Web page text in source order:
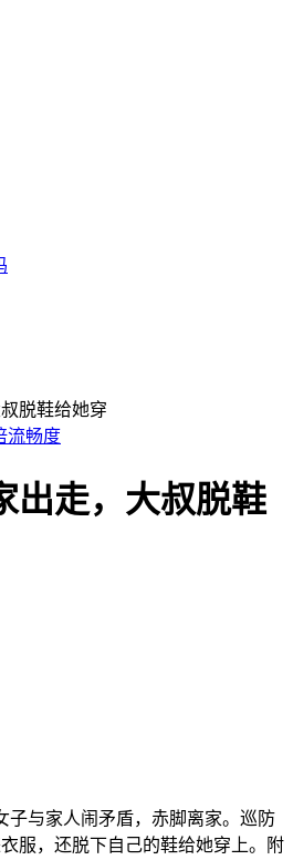
流畅度
出走，大叔脱鞋
子与家人闹矛盾，赤脚离家。巡防
服，还脱下自己的鞋给她穿上。附